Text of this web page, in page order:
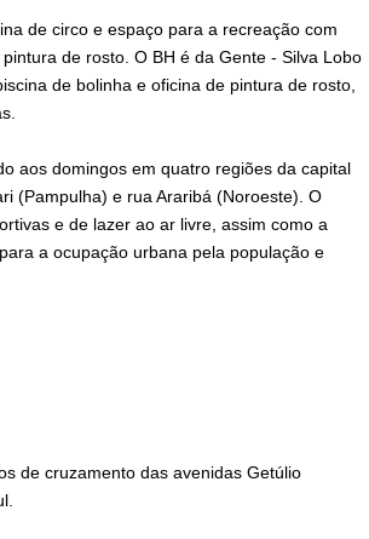
de circo e espaço para a recreação com
de rosto. O BH é da Gente - Silva Lobo
de bolinha e oficina de pintura de rosto,
aos domingos em quatro regiões da capital
(Pampulha) e rua Araribá (Noroeste). O
e de lazer ao ar livre, assim como a
a ocupação urbana pela população e
de cruzamento das avenidas Getúlio